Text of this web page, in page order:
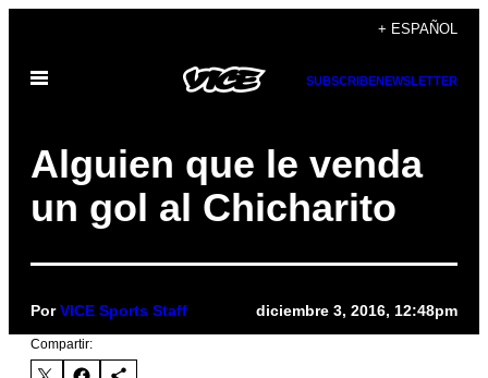
contenido
+ ESPAÑOL
Abrir
SUBSCRIBENEWSLETTER
Alguien que le venda
un gol al Chicharito
PorVICE Sports Staff diciembre 3, 2016, 12:48pm
Compartir: